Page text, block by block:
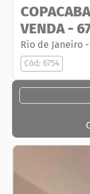
VENDA -
Rio de Janeiro-
Cód: 6754